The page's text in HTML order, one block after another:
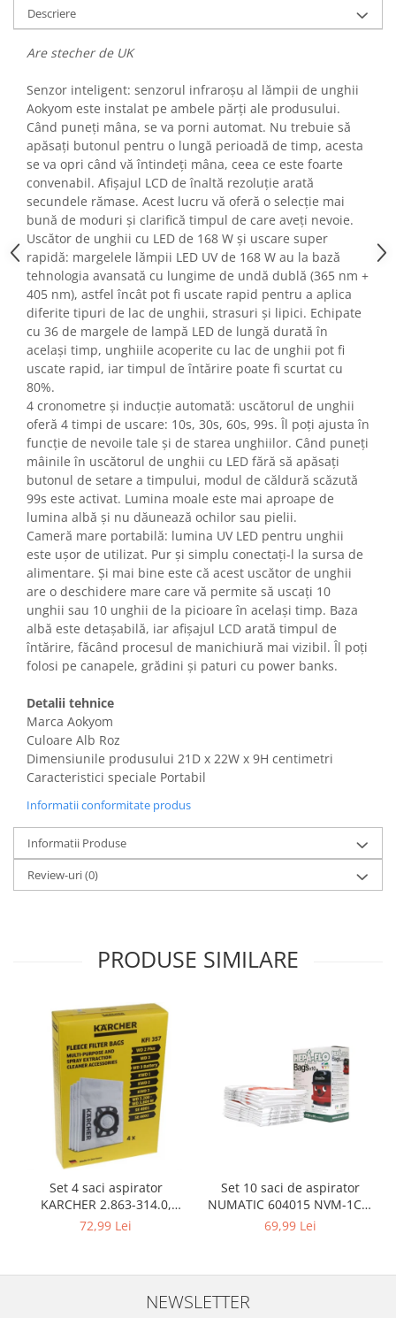
Fashion
Bijuterii
Ceasuri dama
Cutii, curele si accesorii ceasuri
Genti si accesorii barbati
Genti si accesorii femei
Imbracaminte barbati
Imbracaminte femei
Imbracaminte si Incaltaminte copii
Incaltaminte barbati
Incaltaminte femei
Ochelari de soare
Ochelari de vedere
Gaming, Carti & Birotica
Birotica & Papetarie
Console, Jocuri & Accesorii
Ingrijire personala & Cosmetice
Accesorii aparate de ras electrice
Accesorii aparate hair styling
Aparate & Accesorii ingrijire
personala
Aparate cosmetice
Articole Sanatate si Wellness
Consumabile sanitare
Cosmetice si produse ingrijire
personala
Igiena dentara
Jucarii, Copii & Bebe
Camera copilului
Hrana bebelusi
Igiena si ingrijire
Jucarii si Jocuri
Maternitate
Petshop
Accesorii animale de companie
Acvaristica
Castroane si adapatori animale
Zgarzi, lese si hamuri
Componente PC
Desktop PC & Monitoare
Imprimante, Scanere &
Consumabile
Periferice PC
Retelistica & Supraveghere
Servere, Componente & UPS
Sport & Activitati in aer liber
Accesorii antrenament
Accesorii sportive
Descriere
Are stecher de UK
Senzor inteligent: senzorul infraroșu al lămpii de unghii
Aokyom este instalat pe ambele părți ale produsului.
Când puneți mâna, se va porni automat. Nu trebuie să
apăsați butonul pentru o lungă perioadă de timp, acesta
se va opri când vă întindeți mâna, ceea ce este foarte
convenabil. Afișajul LCD de înaltă rezoluție arată
secundele rămase. Acest lucru vă oferă o selecție mai
bună de moduri și clarifică timpul de care aveți nevoie.
Uscător de unghii cu LED de 168 W și uscare super
rapidă: margelele lămpii LED UV de 168 W au la bază
tehnologia avansată cu lungime de undă dublă (365 nm +
405 nm), astfel încât pot fi uscate rapid pentru a aplica
diferite tipuri de lac de unghii, strasuri și lipici. Echipate
cu 36 de margele de lampă LED de lungă durată în
același timp, unghiile acoperite cu lac de unghii pot fi
uscate rapid, iar timpul de întărire poate fi scurtat cu
80%.
4 cronometre și inducție automată: uscătorul de unghii
oferă 4 timpi de uscare: 10s, 30s, 60s, 99s. Îl poți ajusta în
funcție de nevoile tale și de starea unghiilor. Când puneți
mâinile în uscătorul de unghii cu LED fără să apăsați
butonul de setare a timpului, modul de căldură scăzută
99s este activat. Lumina moale este mai aproape de
lumina albă și nu dăunează ochilor sau pielii.
Cameră mare portabilă: lumina UV LED pentru unghii
este ușor de utilizat. Pur și simplu conectați-l la sursa de
alimentare. Și mai bine este că acest uscător de unghii
are o deschidere mare care vă permite să uscați 10
unghii sau 10 unghii de la picioare în același timp. Baza
albă este detașabilă, iar afișajul LCD arată timpul de
întărire, făcând procesul de manichiură mai vizibil. Îl poți
folosi pe canapele, grădini și paturi cu power banks.
Detalii tehnice
Marca Aokyom
Culoare Alb Roz
Dimensiunile produsului 21D x 22W x 9H centimetri
Caracteristici speciale Portabil
Informatii conformitate produs
Informatii Produse
Review-uri(0)
PRODUSE SIMILARE
Set 4 saci aspirator
KARCHER 2.863-314.0,
compatibil cu WD, KWD, SE
72,99 Lei
Set 10 saci de aspirator
NUMATIC 604015 NVM-1CH,
9L
69,99 Lei
NEWSLETTER